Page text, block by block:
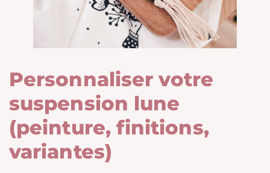
Personnaliser votre
suspension lune
(peinture, finitions,
variantes)